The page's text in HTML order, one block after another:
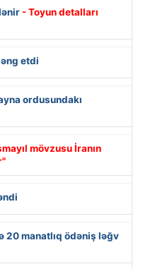
- Toyun detalları
etdi
ordusundakı
mövzusu İranın
manatlıq ödəniş ləğv